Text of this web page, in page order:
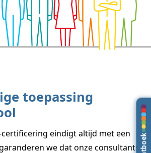
toepassing
certificering eindigt altijd met een
we dat onze consultants de